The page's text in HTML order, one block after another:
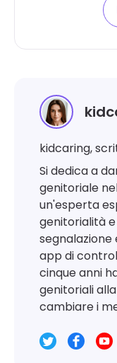
kidcaring,
Si dedica a
genitoriale
un'esperta
genitorialità
app di
cinque anni
genitoriali
cambiare i